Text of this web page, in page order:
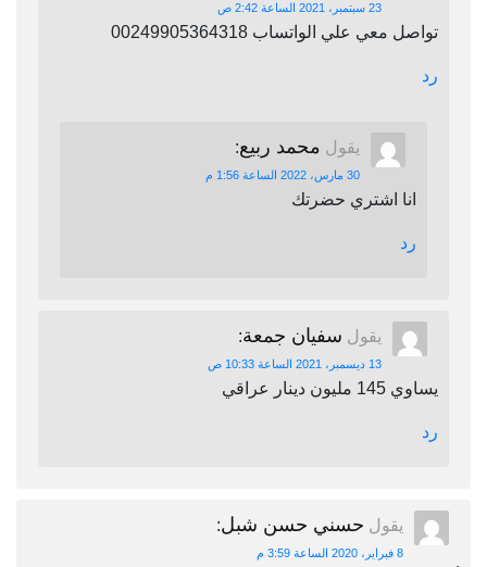
23 سبتمبر، 2021 الساعة 2:42 ص
تواصل معي علي الواتساب 00249905364318
رد
يقول محمد ربيع:
30 مارس، 2022 الساعة 1:56 م
انا اشتري حضرتك
رد
يقول سفيان جمعة:
13 ديسمبر، 2021 الساعة 10:33 ص
يساوي 145 مليون دينار عراقي
رد
يقول حسني حسن شبل:
8 فبراير، 2020 الساعة 3:59 م